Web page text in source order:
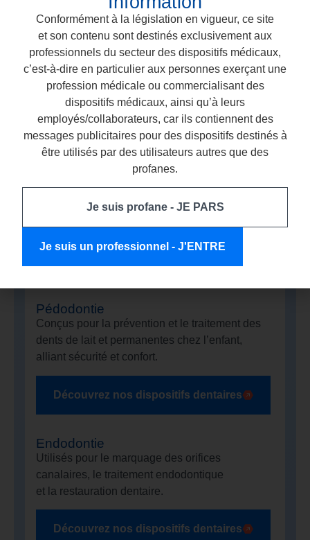
dentaires CHORDS et COMCORD.
Découvrez nos dispositifs dentaires
Dentisterie restauratrice
Découvrez nos matériaux dentaires
photopolymérisables, spécialement conçus pour
la prévention des caries sur les dents
permanentes et temporaires. Adaptés aux
obturations de toutes les classes selon Black, ils
offrent une excellente maniabilité et sont
disponibles en 9 teintes esthétiques pour une
Pédodontie
Conçus pour la prévention et le traitement des
dents de lait et permanentes chez l’enfant,
alliant sécurité et confort.
Découvrez nos dispositifs dentaires
Endodontie
Utilisés pour le marquage des orifices
canalaires, le traitement endodontique
et la restauration dentaire.
Découvrez nos dispositifs dentaires
Conformément à la législation en vigueur, ce site
et son contenu sont destinés exclusivement aux
professionnels du secteur des dispositifs médicaux,
c’est-à-dire en particulier aux personnes exerçant une
profession médicale ou commercialisant des
dispositifs médicaux, ainsi qu’à leurs
employés/collaborateurs, car ils contiennent des
messages publicitaires pour des dispositifs destinés à
être utilisés par des utilisateurs autres que des
profanes.
Je suis profane - JE PARS
Je suis un professionnel - J'ENTRE